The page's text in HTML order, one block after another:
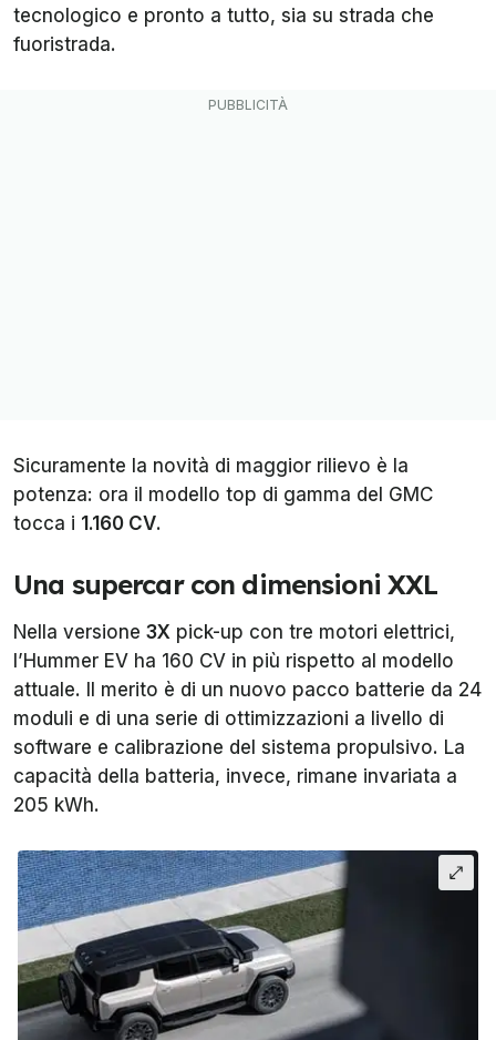
tecnologico e pronto a tutto, sia su strada che
fuoristrada.
Sicuramente la novità di maggior rilievo è la
potenza: ora il modello top di gamma del GMC
tocca i 1.160 CV.
Una supercar con dimensioni XXL
Nella versione 3X pick-up con tre motori elettrici,
l’Hummer EV ha 160 CV in più rispetto al modello
attuale. Il merito è di un nuovo pacco batterie da 24
moduli e di una serie di ottimizzazioni a livello di
software e calibrazione del sistema propulsivo. La
capacità della batteria, invece, rimane invariata a
205 kWh.